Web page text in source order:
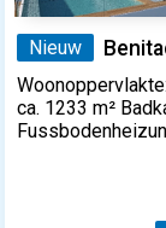
Nieuw
ca. 1233 m²